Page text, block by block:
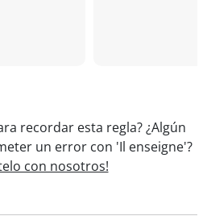
recordar esta regla? ¿Algún
un error con 'Il enseigne'?
con nosotros!